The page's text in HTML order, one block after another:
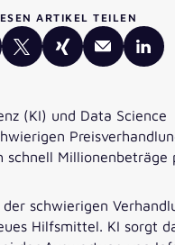
ARTIKEL TEILEN
(KI) und Data Science
schnell Millionenbeträge
schwierigen
Hilfsmittel. KI sorgt